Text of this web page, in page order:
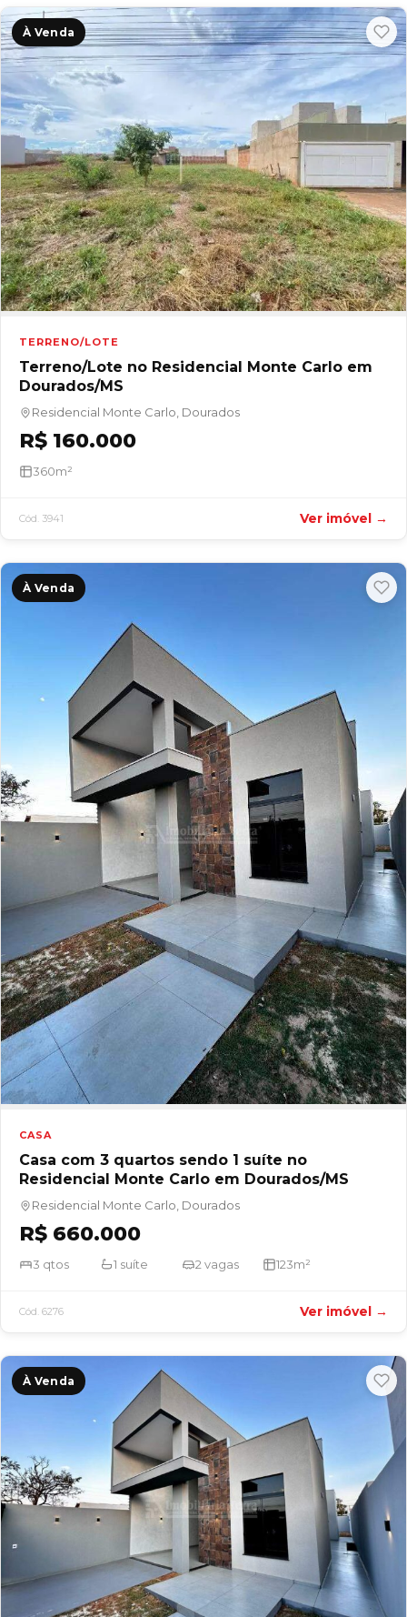
À Venda
TERRENO/LOTE
Terreno/Lote no Residencial Monte Carlo em
Dourados/MS
Residencial Monte Carlo, Dourados
R$ 160.000
360m²
Cód. 3941 Ver imóvel →
À Venda
CASA
Casa com 3 quartos sendo 1 suíte no
Residencial Monte Carlo em Dourados/MS
Residencial Monte Carlo, Dourados
R$ 660.000
3 qtos 1 suíte 2 vagas 123m²
Cód. 6276 Ver imóvel →
À Venda